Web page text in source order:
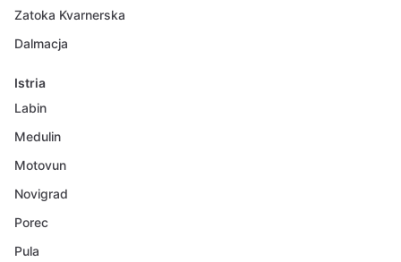
Zatoka Kvarnerska
Dalmacja
Istria
Labin
Medulin
Motovun
Novigrad
Porec
Pula